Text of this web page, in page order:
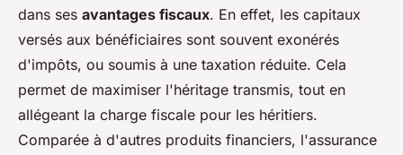
dans ses avantages fiscaux. En effet, les capitaux
versés aux bénéficiaires sont souvent exonérés
d'impôts, ou soumis à une taxation réduite. Cela
permet de maximiser l'héritage transmis, tout en
allégeant la charge fiscale pour les héritiers.
Comparée à d'autres produits financiers, l'assurance